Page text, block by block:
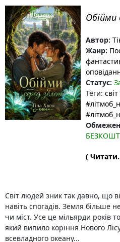
Обійми
Автор:
Жанр:
Статус:
Теги:
(
Світ людей зник так давно, що
навіть спогадів. Земля більше
чи міст. Усе це мільярди років
який випило коріння Нового
всевладного океану...